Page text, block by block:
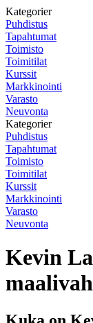
Kategorier
Puhdistus
Tapahtumat
Toimisto
Toimitilat
Kurssit
Markkinointi
Varasto
Neuvonta
Kategorier
Puhdistus
Tapahtumat
Toimisto
Toimitilat
Kurssit
Markkinointi
Varasto
Neuvonta
Kevin